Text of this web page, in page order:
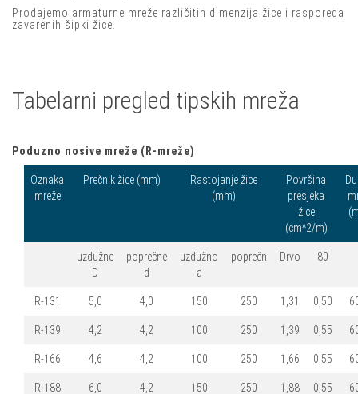
Prodajemo armaturne mreže različitih dimenzija žice i rasporeda
zavarenih šipki žice.
Tabelarni pregled tipskih mreža
Poduzno nosive mreže (R-mreže)
Oznaka
mreže
Prečnik žice (mm)
Rastojanje žice
(mm)
Površina
presjeka
žice
(cm^2/m)
uzdužne
D
poprečne
d
uzdužno
a
poprečn Drvo 80
R-131 5,0 4,0 150 250 1,31 0,50
R-139 4,2 4,2 100 250 1,39 0,55
R-166 4,6 4,2 100 250 1,66 0,55
R-188 6,0 4,2 150 250 1,88 0,55